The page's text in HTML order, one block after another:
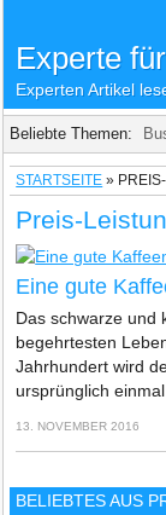
Experte
Experten Artikel
Beliebte Themen:
STARTSEITE »
Preis-
Eine gute
Das schwarze und
begehrtesten
Jahrhundert wird
ursprünglich
13. NOVEMBER 2016
BELIEBTES AUS